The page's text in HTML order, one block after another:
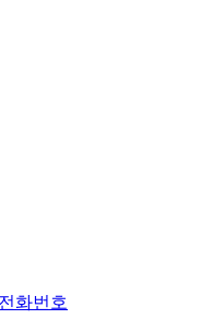
화번호